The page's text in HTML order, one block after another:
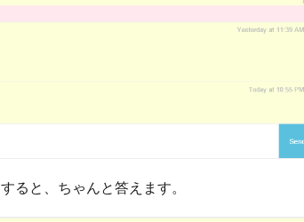
すると、ちゃんと答えます。